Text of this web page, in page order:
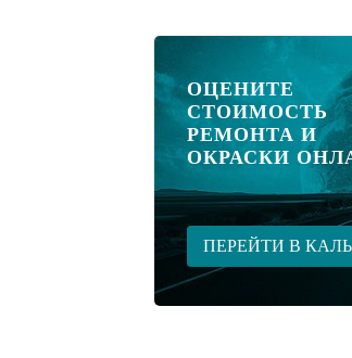
ОЦЕНИТЕ
СТОИМОСТЬ
РЕМОНТА И
ОКРАСКИ
ПЕРЕЙТИ В